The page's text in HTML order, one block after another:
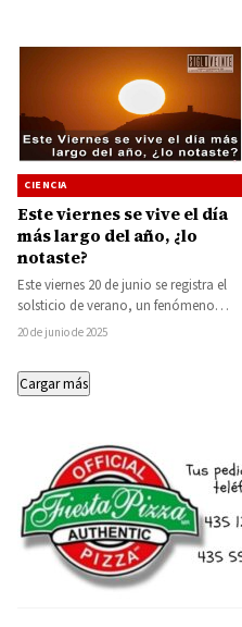
CIENCIA
Este viernes se vive el día
más largo del año, ¿lo
notaste?
Este viernes 20 de junio se registra el
solsticio de verano, un fenómeno
astronómico que marca el día…
20 de junio de 2025
Cargar más